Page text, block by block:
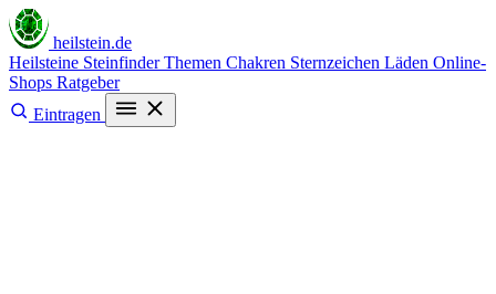
heilstein.de
Heilsteine SteinfinderThemen Chakren Sternzeichen Läden Online-
Shops Ratgeber
Eintragen